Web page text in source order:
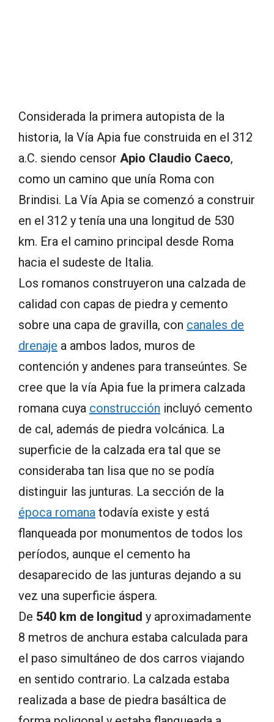
Considerada la primera autopista de la
historia, la Vía Apia fue construida en el 312
a.C. siendo censor Apio Claudio Caeco,
como un camino que unía Roma con
Brindisi. La Vía Apia se comenzó a construir
en el 312 y tenía una una longitud de 530
km. Era el camino principal desde Roma
hacia el sudeste de Italia.
Los romanos construyeron una calzada de
calidad con capas de piedra y cemento
sobre una capa de gravilla, con canales de
drenaje a ambos lados, muros de
contención y andenes para transeúntes. Se
cree que la vía Apia fue la primera calzada
romana cuya construcción incluyó cemento
de cal, además de piedra volcánica. La
superficie de la calzada era tal que se
consideraba tan lisa que no se podía
distinguir las junturas. La sección de la
época romana todavía existe y está
flanqueada por monumentos de todos los
períodos, aunque el cemento ha
desaparecido de las junturas dejando a su
vez una superficie áspera.
De 540 km de longitud y aproximadamente
8 metros de anchura estaba calculada para
el paso simultáneo de dos carros viajando
en sentido contrario. La calzada estaba
realizada a base de piedra basáltica de